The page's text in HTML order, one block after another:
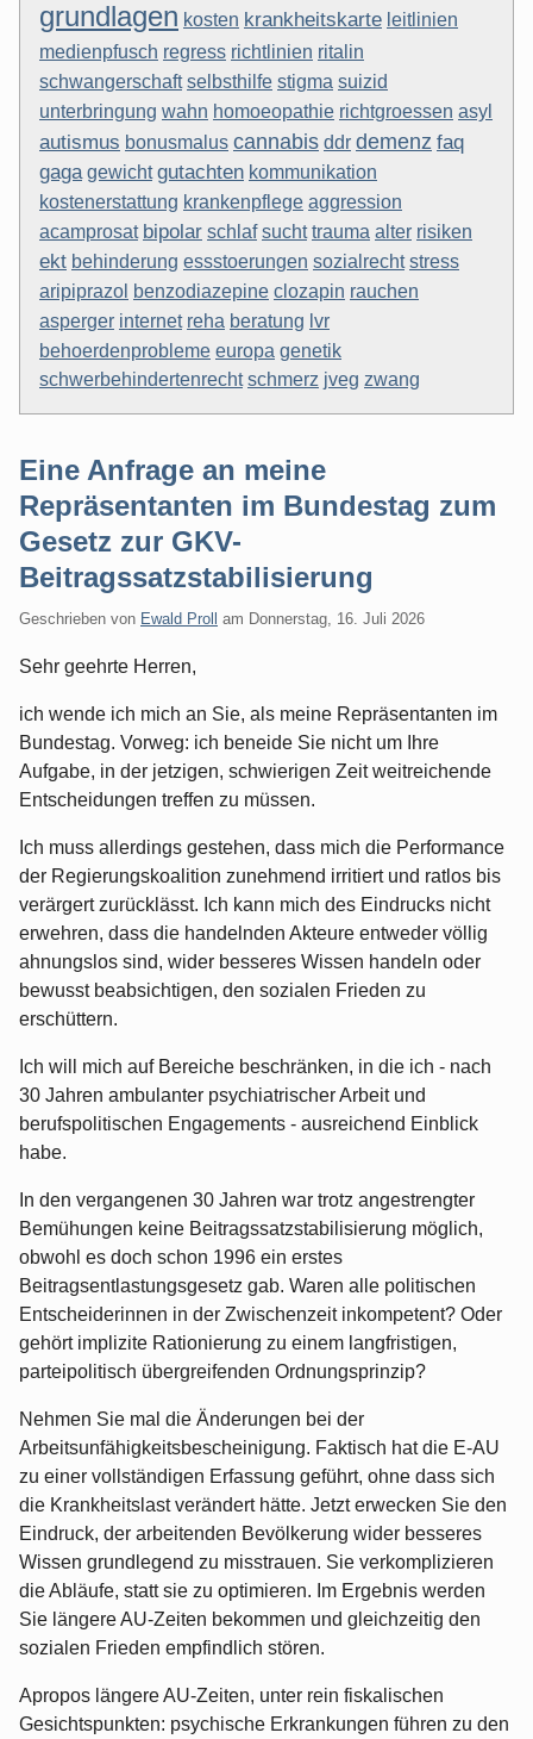
grundlagen kosten krankheitskarte leitlinien
medienpfusch regress richtlinien ritalin
schwangerschaft selbsthilfe stigma suizid
unterbringung wahn homoeopathie richtgroessen asyl
autismus bonusmalus cannabis ddr demenz faq
gaga gewicht gutachten kommunikation
kostenerstattung krankenpflege aggression
acamprosat bipolar schlaf sucht trauma alter risiken
ekt behinderung essstoerungen sozialrecht stress
aripiprazol benzodiazepine clozapin rauchen
asperger internet reha beratung lvr
behoerdenprobleme europa genetik
schwerbehindertenrecht schmerz jveg zwang
Eine Anfrage an meine
Repräsentanten im Bundestag zum
Gesetz zur GKV-
Beitragssatzstabilisierung
Geschrieben von Ewald Proll am Donnerstag, 16. Juli 2026
Sehr geehrte Herren,
ich wende ich mich an Sie, als meine Repräsentanten im
Bundestag. Vorweg: ich beneide Sie nicht um Ihre
Aufgabe, in der jetzigen, schwierigen Zeit weitreichende
Entscheidungen treffen zu müssen.
Ich muss allerdings gestehen, dass mich die Performance
der Regierungskoalition zunehmend irritiert und ratlos bis
verärgert zurücklässt. Ich kann mich des Eindrucks nicht
erwehren, dass die handelnden Akteure entweder völlig
ahnungslos sind, wider besseres Wissen handeln oder
bewusst beabsichtigen, den sozialen Frieden zu
erschüttern.
Ich will mich auf Bereiche beschränken, in die ich - nach
30 Jahren ambulanter psychiatrischer Arbeit und
berufspolitischen Engagements - ausreichend Einblick
habe.
In den vergangenen 30 Jahren war trotz angestrengter
Bemühungen keine Beitragssatzstabilisierung möglich,
obwohl es doch schon 1996 ein erstes
Beitragsentlastungsgesetz gab. Waren alle politischen
Entscheiderinnen in der Zwischenzeit inkompetent? Oder
gehört implizite Rationierung zu einem langfristigen,
parteipolitisch übergreifenden Ordnungsprinzip?
Nehmen Sie mal die Änderungen bei der
Arbeitsunfähigkeitsbescheinigung. Faktisch hat die E-AU
zu einer vollständigen Erfassung geführt, ohne dass sich
die Krankheitslast verändert hätte. Jetzt erwecken Sie den
Eindruck, der arbeitenden Bevölkerung wider besseres
Wissen grundlegend zu misstrauen. Sie verkomplizieren
die Abläufe, statt sie zu optimieren. Im Ergebnis werden
Sie längere AU-Zeiten bekommen und gleichzeitig den
sozialen Frieden empfindlich stören.
Apropos längere AU-Zeiten, unter rein fiskalischen
Gesichtspunkten: psychische Erkrankungen führen zu den